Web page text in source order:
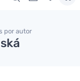
por autor